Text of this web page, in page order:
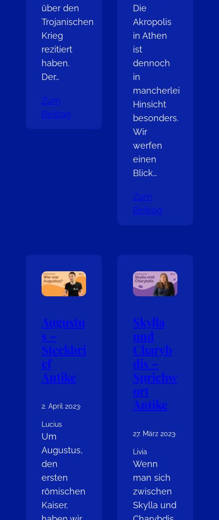
über den
Trojanischen
Krieg
rezitiert
haben.
Der…
Zum
Beitrag
Die
Akropolis
in Athen
ist
dennoch
in
mancherlei
Hinsicht
besonders.
Wir
werfen
einen
Blick…
Zum
Beitrag
Augustu
s –
Steckbri
ef
Antike
2. April 2023·
Lucius
Um
Augustus,
den
ersten
römischen
Kaiser,
Skylla
und
Charyb
dis –
Sprichw
ort
Antike
27. März 2023·
Livia
Wenn
man sich
zwischen
Skylla und